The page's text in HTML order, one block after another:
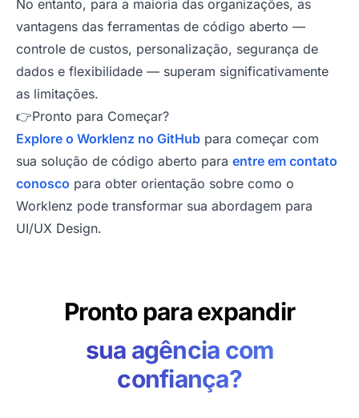
No entanto, para a maioria das organizações, as
vantagens das ferramentas de código aberto —
controle de custos, personalização, segurança de
dados e flexibilidade — superam significativamente
as limitações.
👉Pronto para Começar?
Explore o Worklenz no GitHub para começar com
sua solução de código aberto para entre em contato
conosco para obter orientação sobre como o
Worklenz pode transformar sua abordagem para
UI/UX Design.
Pronto para expandir
sua agência com
confiança?